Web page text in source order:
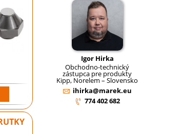
Igor Hirka
Obchodno-technický
zástupca pre produkty
Kipp, Norelem – Slovensko
ihirka@marek.eu
774 402 682